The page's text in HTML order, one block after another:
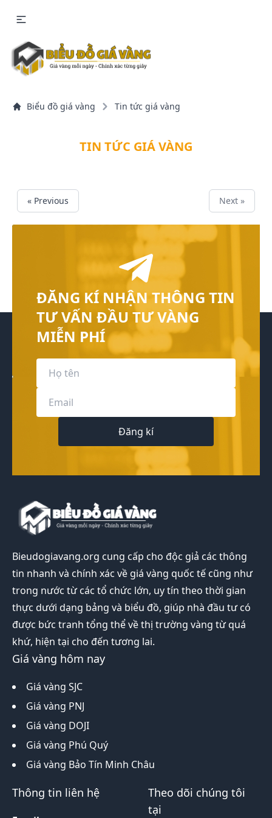
Biểu đồ giá vàng Tin tức giá vàng
TIN TỨC GIÁ VÀNG
« Previous Next »
ĐĂNG KÍ NHẬN THÔNG TIN
TƯ VẤN ĐẦU TƯ VÀNG
MIỄN PHÍ
Đăng kí
Bieudogiavang.org cung cấp cho độc giả các thông
tin nhanh và chính xác về giá vàng quốc tế cũng như
trong nước từ các tổ chức lớn, uy tín theo thời gian
thực dưới dạng bảng và biểu đồ, giúp nhà đầu tư có
được bức tranh tổng thể về thị trường vàng từ quá
khứ, hiện tại cho đến tương lai.
Giá vàng hôm nay
Giá vàng SJC
Giá vàng PNJ
Giá vàng DOJI
Giá vàng Phú Quý
Giá vàng Bảo Tín Minh Châu
Thông tin liên hệ
Theo dõi chúng tôi
tại